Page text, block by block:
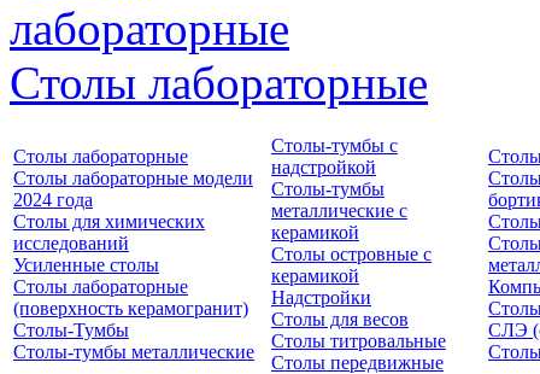
Столы лабораторные
Столы лабораторные
Столы лабораторные модели
2024 года
Столы для химических
исследований
Усиленные столы
Столы лабораторные
(поверхность керамогранит)
Столы-Тумбы
Столы-тумбы металлические
Столы-тумбы с
надстройкой
Столы-тумбы
металлические с
керамикой
Столы островные с
керамикой
Надстройки
Столы для весов
Столы титровальные
Столы передвижные
СЛЭ